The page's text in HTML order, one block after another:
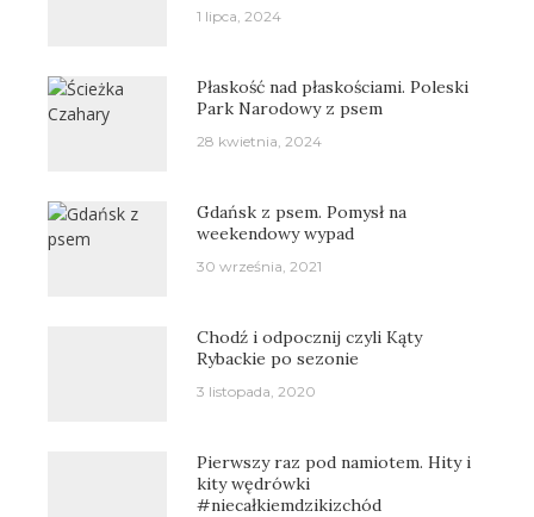
1 lipca, 2024
Płaskość nad płaskościami. Poleski
Park Narodowy z psem
28 kwietnia, 2024
Gdańsk z psem. Pomysł na
weekendowy wypad
30 września, 2021
Chodź i odpocznij czyli Kąty
Rybackie po sezonie
3 listopada, 2020
Pierwszy raz pod namiotem. Hity i
kity wędrówki
#niecałkiemdzikizchód